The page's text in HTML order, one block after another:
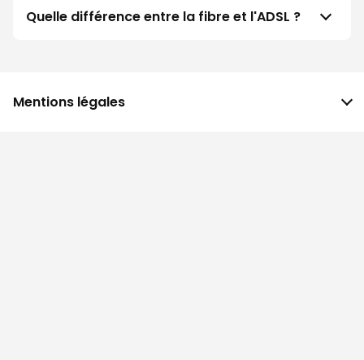
Quelle différence entre la fibre et l'ADSL ?
Mentions légales